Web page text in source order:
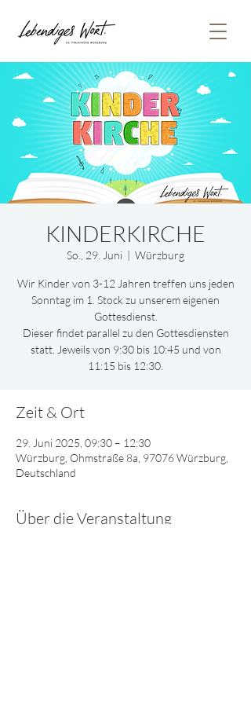
KINDERKIRCHE
So., 29. Juni
  |
Würzburg
Wir Kinder von 3-12 Jahren treffen uns jeden
Sonntag im 1. Stock zu unserem eigenen
Gottesdienst.
Dieser findet parallel zu den Gottesdiensten
statt. Jeweils von 9:30 bis 10:45 und von
11:15 bis 12:30.
Zeit & Ort
29. Juni 2025, 09:30 – 12:30
Würzburg, Ohmstraße 8a, 97076 Würzburg,
Deutschland
Über die Veranstaltung